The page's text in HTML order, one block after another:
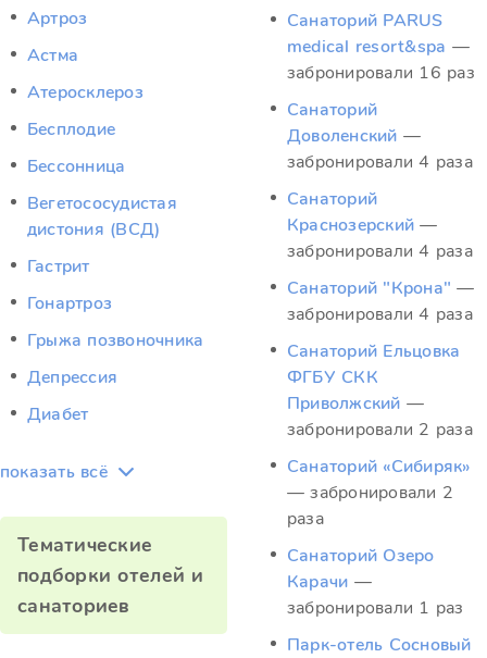
Артроз
Астма
Атеросклероз
Бесплодие
Бессонница
Вегетососудистая
дистония (ВСД)
Гастрит
Гонартроз
Грыжа позвоночника
Депрессия
Диабет
показать всё
Тематические
подборки отелей и
санаториев
Санаторий PARUS
medical resort&spa —
забронировали 16 раз
Санаторий
Доволенский —
забронировали 4 раза
Санаторий
Краснозерский —
забронировали 4 раза
Санаторий "Крона" —
забронировали 4 раза
Санаторий Ельцовка
ФГБУ СКК
Приволжский —
забронировали 2 раза
Санаторий «Сибиряк»
— забронировали 2
раза
Санаторий Озеро
Карачи —
забронировали 1 раз
Парк-отель Сосновый